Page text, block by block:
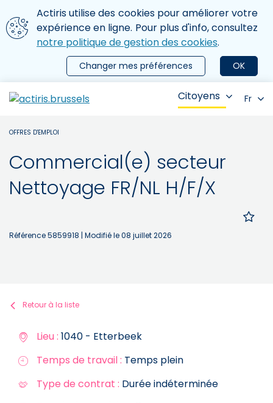
Aller au contenu principal
Nous utilisons des cookies
Actiris utilise des cookies pour améliorer votre
expérience en ligne. Pour plus d'info, consultez
notre politique de gestion des cookies.
OK
Changer mes préférences
le menu
Citoyens Fr
OFFRES D'EMPLOI
Commercial(e) secteur
Nettoyage FR/NL H/F/X
Référence 5859918 | Modifié le 08 juillet 2026
Retour à la liste
Lieu : 1040 - Etterbeek
Temps de travail : Temps plein
Type de contrat : Durée indéterminée